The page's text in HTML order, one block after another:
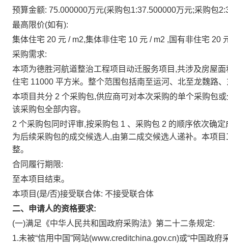
预算金额: 75.000000万元(采购包1:37.500000万元;采购包
最高限价(如有):
集体住宅 20 元 / m2,集体非住宅 10 元 / m2 ,国有非住宅 20
采购需求:
本项为德胜河航道整治工程项目动迁服务项目,共涉及房屋
住宅 11000 平方米。整个范围包括南至运河、北至龙魏路
本项目共分 2 个采购包,供应商可对本次采购的单个采购包
该采购包全部内容。
2 个采购包同时评审,按采购包 1 、采购包 2 的顺序依次确
为后续采购包的成交候选人,由第二成交候选人递补。本项
整。
合同履行期限:
至本项目结束。
本项目(是/否)接受联合体: 不接受联合体
二、申请人的资格要求:
(一)满足《中华人民共和国政府采购法》第二十二条规定:
1.未被“信用中国”网站(www.creditchina.gov.cn)或“中国政